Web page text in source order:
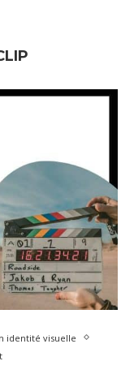
identité visuelle